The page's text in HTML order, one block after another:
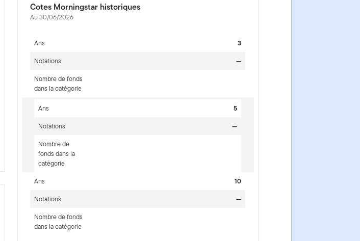
Cotes Morningstar historiques
Au 30/06/2026
Ans
3
Notations
—
Nombre de fonds
dans la catégorie
Ans
5
Notations
—
Nombre de
fonds dans la
catégorie
Ans
10
Notations
—
Nombre de fonds
dans la catégorie